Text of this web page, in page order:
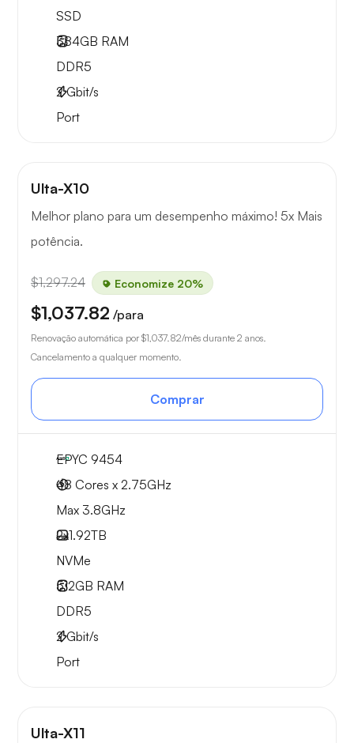
SSD
384GB RAM
DDR5
2Gbit/s
Port
Ulta-X10
Melhor plano para um desempenho máximo! 5x Mais
potência.
$1,297.24 Economize 20%
$1,037.82 /para
Renovação automática por $1,037.82/mês durante 2 anos.
Cancelamento a qualquer momento.
Comprar
EPYC 9454
48 Cores x 2.75GHz
Max 3.8GHz
2x1.92TB
NVMe
512GB RAM
DDR5
2Gbit/s
Port
Ulta-X11